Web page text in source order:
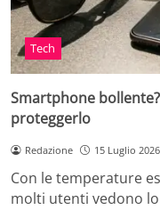
Tech
Smartphone
proteggerlo
Redazione 15 Luglio 2026
Con le temperature
molti utenti vedono